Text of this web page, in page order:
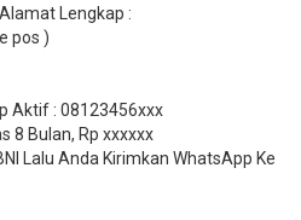
Lengkap :
pos )
Aktif : 08123456xxx
8 Bulan, Rp xxxxxx
Lalu Anda Kirimkan WhatsApp Ke